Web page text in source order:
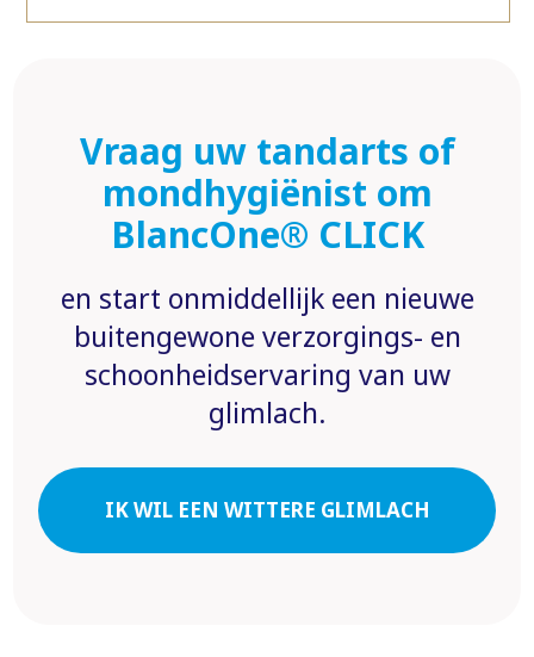
Vraag uw tandarts of
mondhygiënist om
BlancOne® CLICK
en start onmiddellijk een nieuwe
buitengewone verzorgings- en
schoonheidservaring van uw
glimlach.
IK WIL EEN WITTERE GLIMLACH